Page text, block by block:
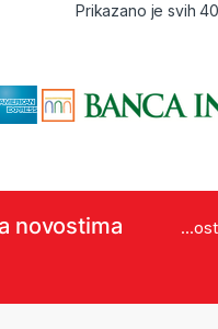
Prikazano je svih
novostima